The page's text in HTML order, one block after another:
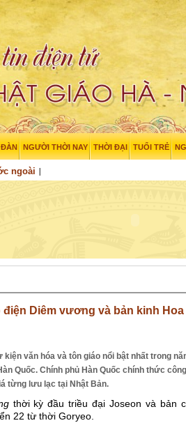
ngoài
ĐÀN NGƯỜI THỜI NAY THỜI ĐẠI TUỔI TRẺ
Diêm vương và bản kinh
văn hóa và tôn giáo nổi bật nhất trong
Quốc. Chính phủ Hàn Quốc chính thức
từng lưu lạc tại Nhật Bản.
thời kỳ đầu triều đại Joseon và bản
22 từ thời Goryeo.